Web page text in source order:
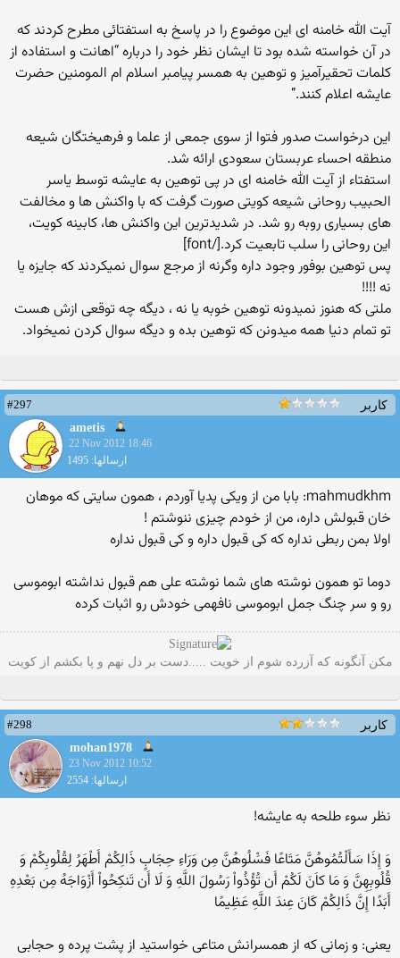
آیت الله خامنه ای این موضوع را در پاسخ به استفتائی مطرح کردند که
در آن خواسته شده بود تا ایشان نظر خود را درباره “اهانت و استفاده از
کلمات تحقیرآمیز و توهین به همسر پیامبر اسلام ام المومنین حضرت
عایشه اعلام کنند.”
این درخواست صدور فتوا از سوی جمعی از علما و فرهیختگان شیعه
منطقه احساء عربستان سعودی ارائه شد.
استفتاء از آیت الله خامنه ای در پی توهین به عایشه توسط یاسر
الحبیب روحانی شیعه کویتی صورت گرفت که با واکنش ها و مخالفت
های بسیاری روبه رو شد. در شدیدترین این واکنش ها، کابینه کویت،
این روحانی را سلب تابعیت کرد.[/font]
پس توهین بوفور وجود داره وگرنه از مرجع سوال نمیکردند که جایزه یا
نه !!!!
ملتی که هنوز نمیدونه توهین خوبه یا نه ، دیگه چه توقعی ازش هست
تو تمام دنیا همه میدونن که توهین بده و دیگه سوال کردن نمیخواد.
کاربر
#297
ametis
22 Nov 2012 18:46
ارسالها: 1495
mahmudkhm: بابا من از ویکی پدیا آوردم ، همون سایتی که موهان
خان قبولش داره، من از خودم چیزی ننوشتم !
اولا بمن ربطی نداره که کی قبول داره و کی قبول نداره
دوما تو همون نوشته های شما نوشته علی هم قبول نداشته ابوموسی
رو و سر چنگ جمل ابوموسی نافهمی خودش رو اثبات کرده
مکن آنگونه که آزرده شوم از خویت .....دست بر دل نهم و پا بکشم از کویت
کاربر
#298
mohan1978
23 Nov 2012 10:52
ارسالها: 2554
نظر سوء طلحه به عایشه!
وَ إِذَا سَأَلْتُمُوهُنَّ مَتَاعًا فَسَْلُوهُنَّ مِن وَرَاءِ حِجَابٍ ذَالِکُمْ أَطْهَرُ لِقُلُوبِکُمْ وَ
قُلُوبِهِنَّ وَ مَا کاَنَ لَکُمْ أَن تُؤْذُواْ رَسُولَ اللَّهِ وَ لَا أَن تَنکِحُواْ أَزْوَاجَهُ مِن بَعْدِهِ
أَبَدًا إِنَّ ذَالِکُمْ کَانَ عِندَ اللَّهِ عَظِیمًا
یعنی: و زمانى که از همسرانش متاعى خواستید از پشت پرده و حجابى